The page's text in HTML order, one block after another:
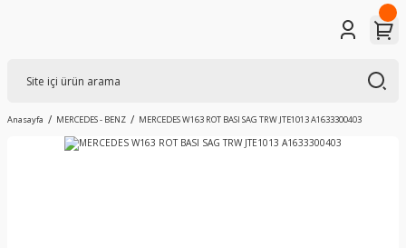
Anasayfa MERCEDES - BENZ MERCEDES W163 ROT BASI SAG TRW JTE1013 A1633300403